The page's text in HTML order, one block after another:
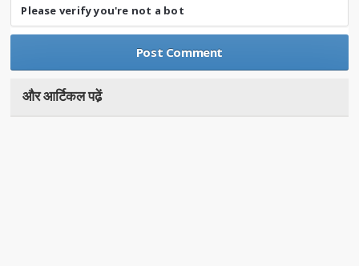
Please verify you're not a bot
और आर्टिकल पढे़ं